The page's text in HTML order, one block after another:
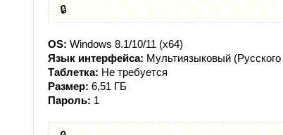
🔒
OS: Windows 8.1/10/11 (x64)
Язык интерфейса: Мультиязыковый
Таблетка: Не требуется
Размер: 6,51 ГБ
Пароль: 1